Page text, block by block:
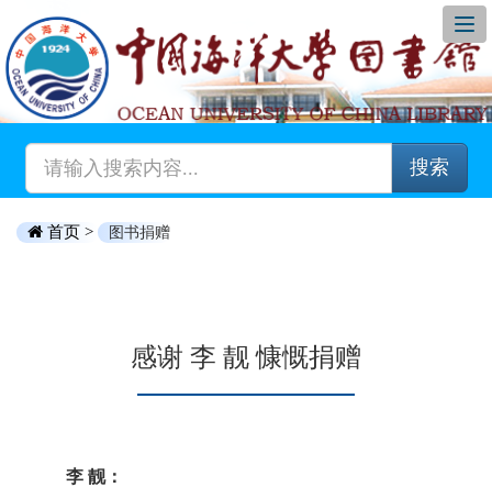
搜索
首页 > 图书捐赠
感谢 李 靓 慷慨捐赠
李 靓：